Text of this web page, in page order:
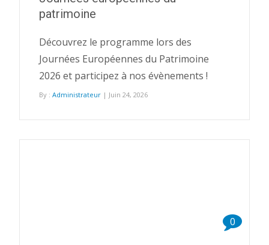
patrimoine
Découvrez le programme lors des
Journées Européennes du Patrimoine
2026 et participez à nos évènements !
By : Administrateur | Juin 24, 2026
0